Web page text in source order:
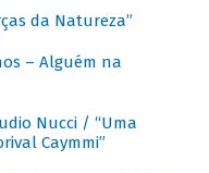
da Natureza”
– Alguém na
Nucci / “Uma
Caymmi”